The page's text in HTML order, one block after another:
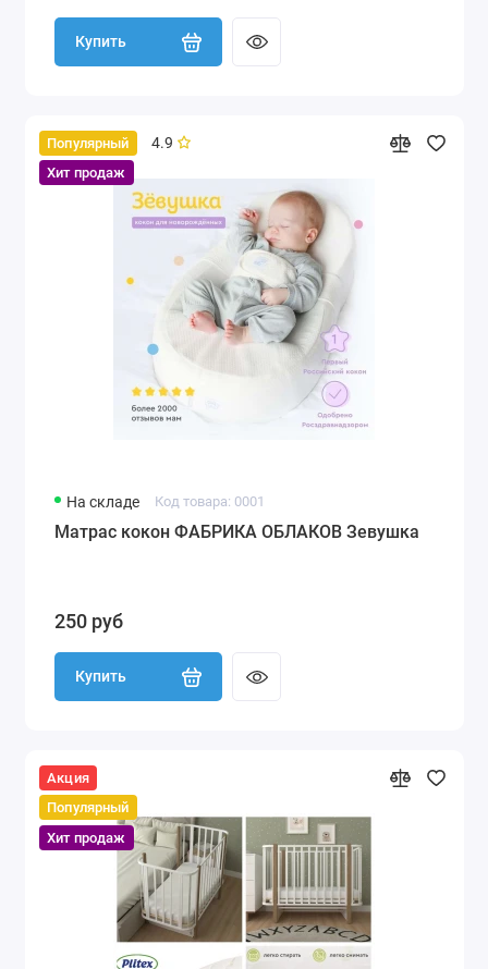
Купить
Популярный
Хит продаж
4.9
На складе Код товара: 0001
Матрас кокон ФАБРИКА ОБЛАКОВ Зевушка
250 руб
Купить
Акция
Популярный
Хит продаж